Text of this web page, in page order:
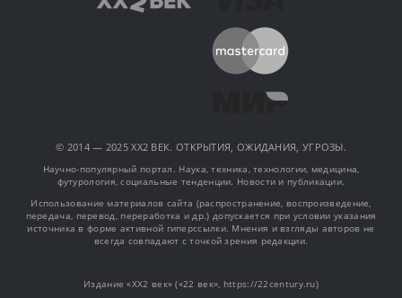
© 2014 — 2025 XX2 ВЕК. ОТКРЫТИЯ, ОЖИДАНИЯ, УГРОЗЫ.
Научно-популярный портал. Наука, техника, технологии, медицина,
футурология, социальные тенденции. Новости и публикации.
Использование материалов сайта (распространение, воспроизведение,
передача, перевод, переработка и др.) допускается при условии указания
источника в форме активной гиперссылки. Мнения и взгляды авторов не
всегда совпадают с точкой зрения редакции.
Издание «XX2 век» («22 век», https://22century.ru)